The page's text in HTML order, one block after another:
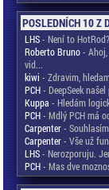
POSLEDNÍCH 10 Z
LHS- Není to HotRod?
Roberto Bruno- Ahoj,
vid...
kiwi - Zdravim,
PCH- DeepSeek
Kuppa - Hledám
PCH- Mdlý PCH má
Carpenter-
Carpenter- Vše už
LHS- Nerozporuju.
PCH- Mas dve